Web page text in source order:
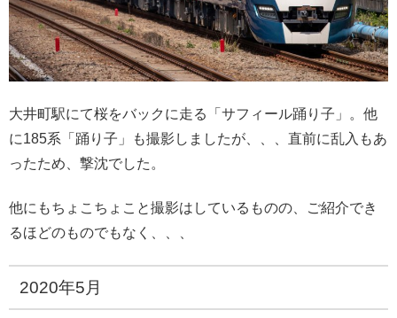
大井町駅にて桜をバックに走る「サフィール踊り子」。他
に185系「踊り子」も撮影しましたが、、、直前に乱入もあ
ったため、撃沈でした。
他にもちょこちょこと撮影はしているものの、ご紹介でき
るほどのものでもなく、、、
2020年5月